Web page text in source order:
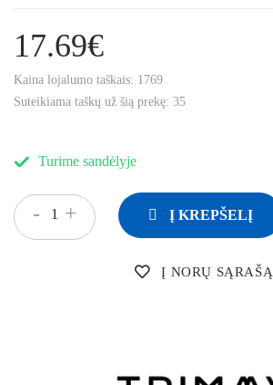
17.69€
Kaina lojalumo taškais: 1769
Suteikiama taškų už šią prekę: 35
Turime sandėlyje
+
- Į KREPŠELĮ
Į NORŲ SĄRAŠĄ